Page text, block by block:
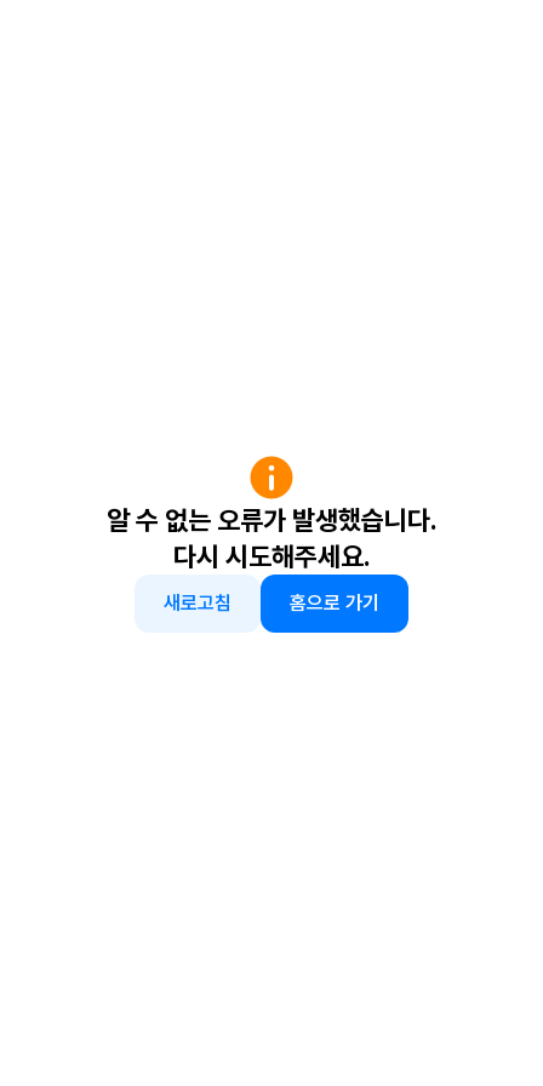
알 수 없는 오류가 발생했습니다.
다시 시도해주세요.
새로고침 홈으로 가기